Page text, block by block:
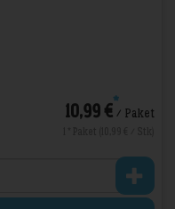
10,99 €*/ Paket